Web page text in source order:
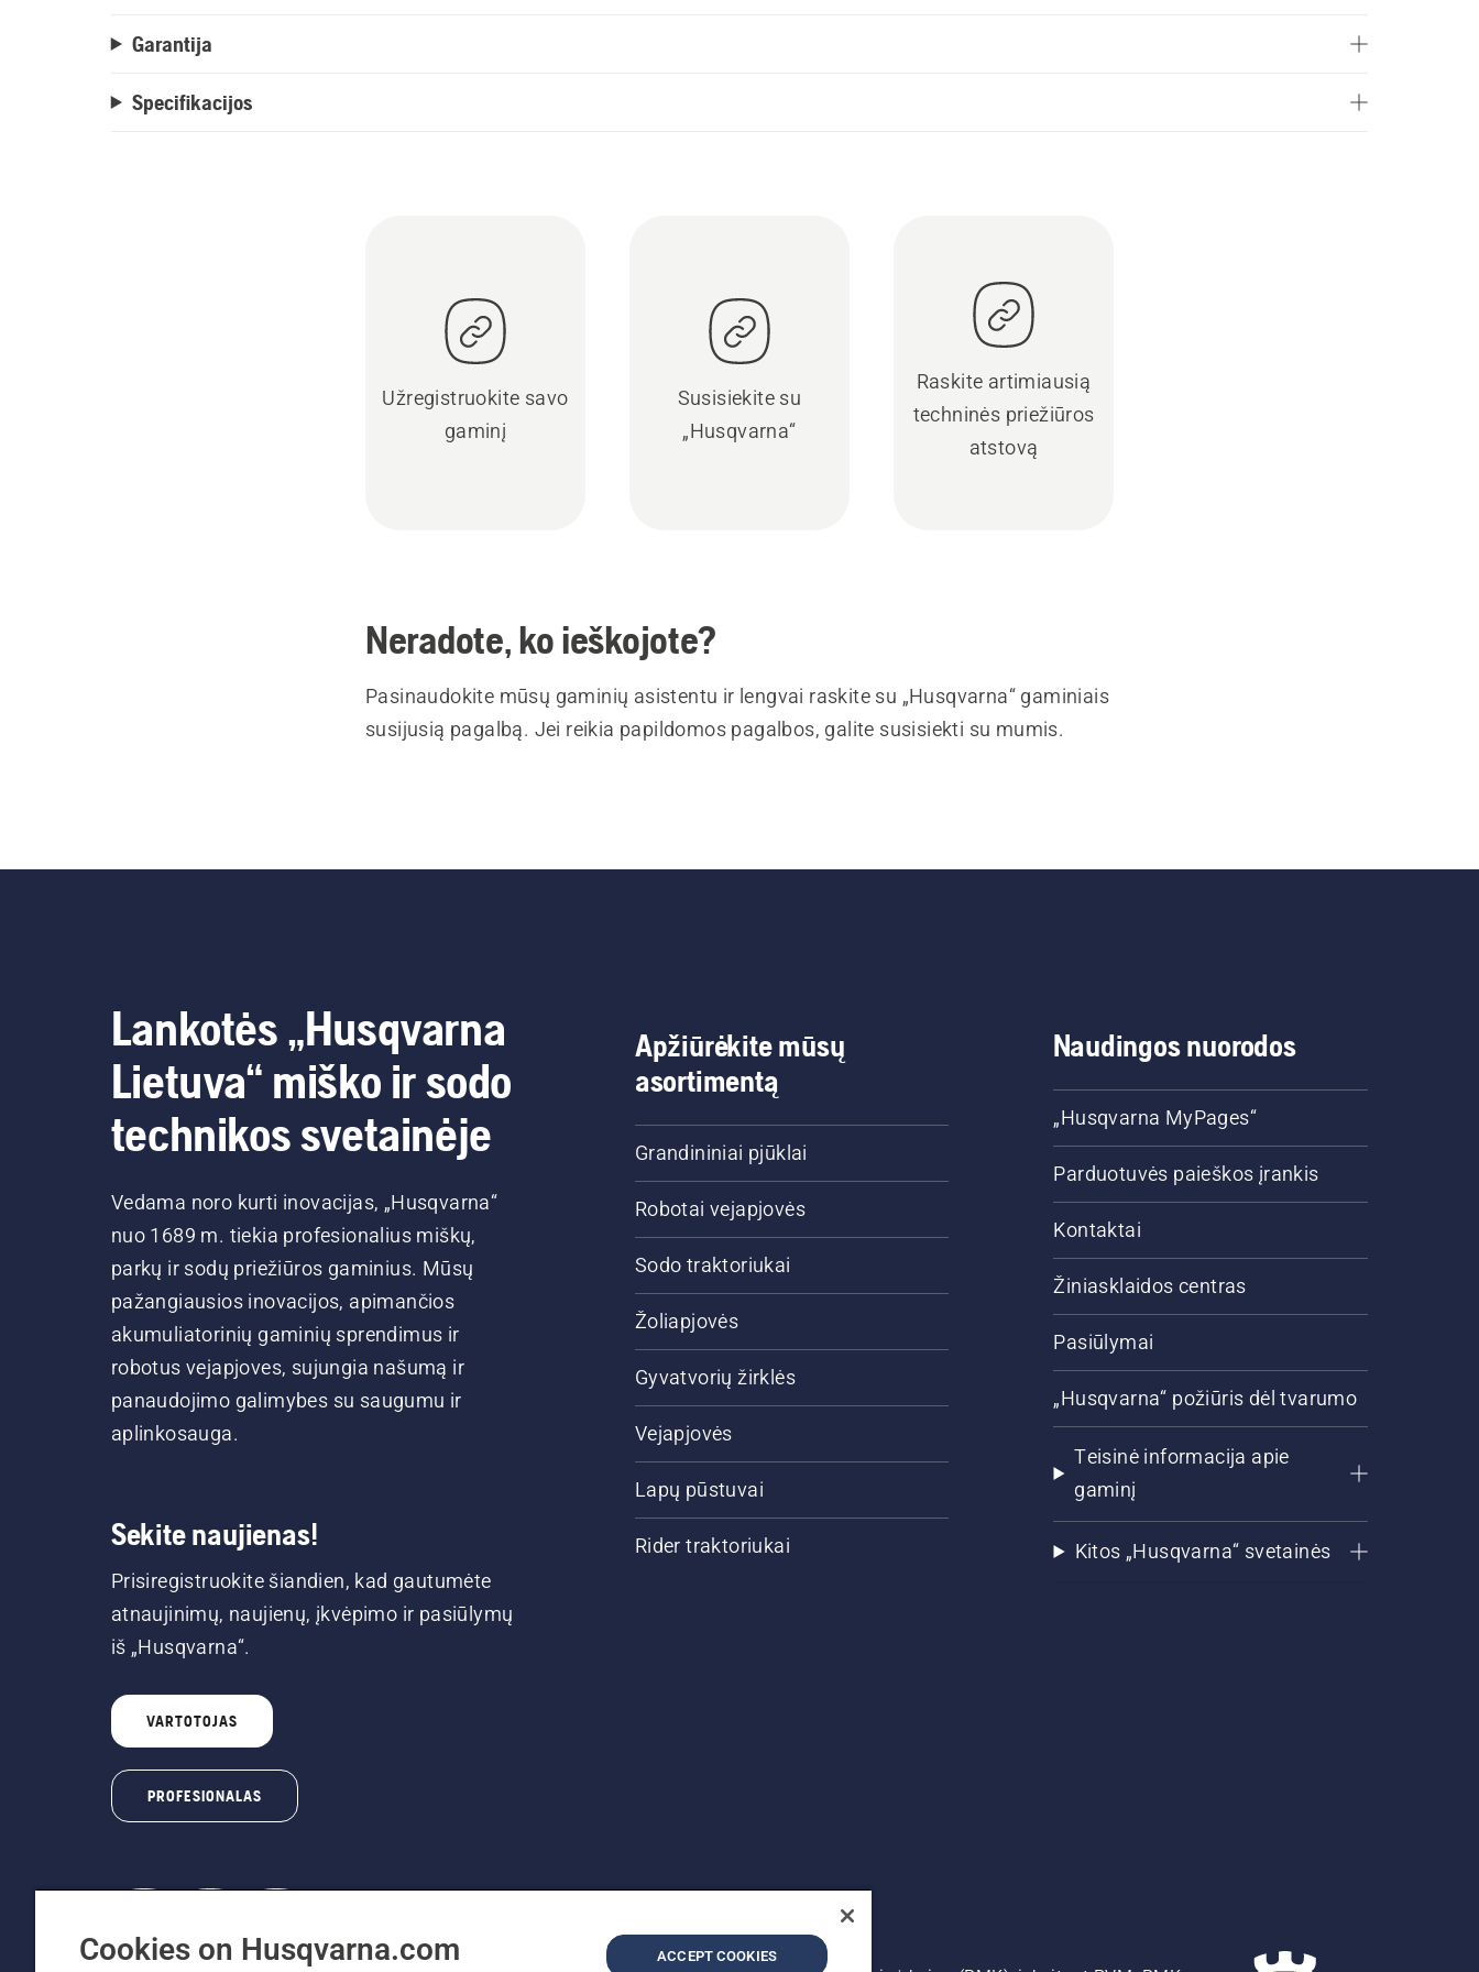
Garantija
Specifikacijos
Užregistruokite savo
gaminį
Susisiekite su
„Husqvarna“
Raskite artimiausią
techninės priežiūros
atstovą
Neradote, ko ieškojote?
Pasinaudokite mūsų gaminių asistentu ir lengvai raskite su „Husqvarna“ gaminiais
susijusią pagalbą. Jei reikia papildomos pagalbos, galite susisiekti su mumis.
Lankotės „Husqvarna
Lietuva“ miško ir sodo
technikos svetainėje
Vedama noro kurti inovacijas, „Husqvarna“
nuo 1689 m. tiekia profesionalius miškų,
parkų ir sodų priežiūros gaminius. Mūsų
pažangiausios inovacijos, apimančios
akumuliatorinių gaminių sprendimus ir
robotus vejapjoves, sujungia našumą ir
panaudojimo galimybes su saugumu ir
aplinkosauga.
Sekite naujienas!
Prisiregistruokite šiandien, kad gautumėte
atnaujinimų, naujienų, įkvėpimo ir pasiūlymų
iš „Husqvarna“.
VARTOTOJAS
PROFESIONALAS
Apžiūrėkite mūsų
asortimentą
Grandininiai pjūklai
Robotai vejapjovės
Sodo traktoriukai
Žoliapjovės
Gyvatvorių žirklės
Vejapjovės
Lapų pūstuvai
Rider traktoriukai
Naudingos nuorodos
„Husqvarna MyPages“
Parduotuvės paieškos įrankis
Kontaktai
Žiniasklaidos centras
Pasiūlymai
„Husqvarna“ požiūris dėl tvarumo
Teisinė informacija apie
gaminį
Kitos „Husqvarna“ svetainės
Cookies on Husqvarna.com ACCEPT COOKIES